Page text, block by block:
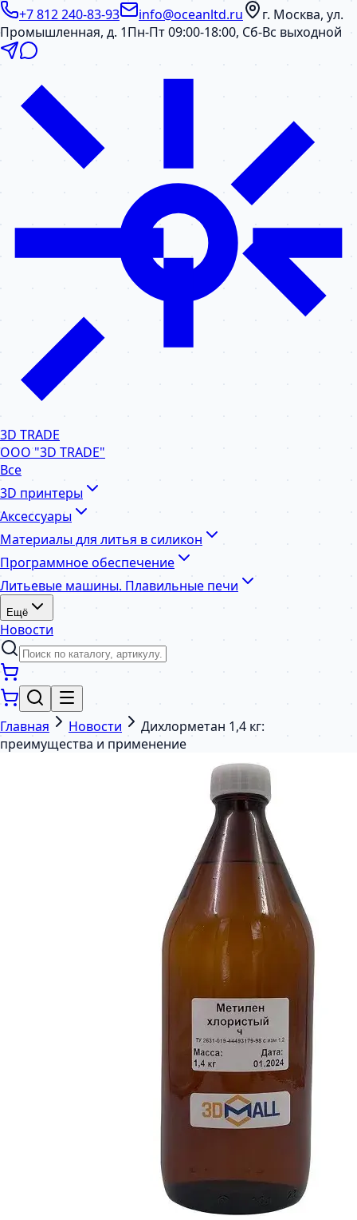
+7 812 240-83-93 info@oceanltd.ru
г. Москва, ул.
Промышленная, д. 1Пн-Пт 09:00-18:00, Сб-Вс выходной
3D TRADE
ООО "3D TRADE"
Все
3D принтеры
Аксессуары
Материалы для литья в силикон
Программное обеспечение
Литьевые машины. Плавильные печи
Ещё
Новости
Главная Новости
Дихлорметан 1,4 кг:
преимущества и применение